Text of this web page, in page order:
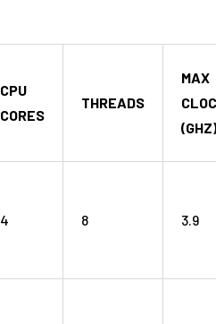
CPU
CORES
THREADS
MAX
(GHZ)
4 8 3.9